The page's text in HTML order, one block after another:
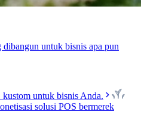
untuk bisnis apa pun
kustom untuk bisnis Anda.
solusi POS bermerek